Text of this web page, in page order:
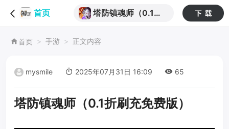
首页
塔防镇魂师（0.1折
首页 手游 正文内容
mysmile 2025年07月31日 16:09 65
塔防镇魂师（0.1折刷充免费版）